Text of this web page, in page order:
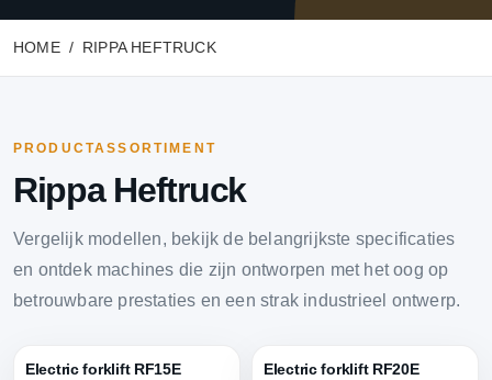
HOME RIPPA HEFTRUCK
PRODUCTASSORTIMENT
Rippa Heftruck
Vergelijk modellen, bekijk de belangrijkste specificaties
en ontdek machines die zijn ontworpen met het oog op
betrouwbare prestaties en een strak industrieel ontwerp.
Electric forklift RF15E Electric forklift RF20E